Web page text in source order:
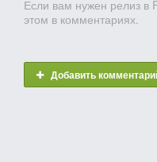
Если вам нужен релиз
этом в комментариях.
Добавить